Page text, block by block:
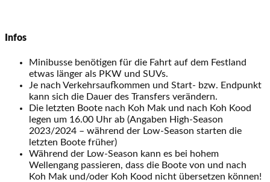
Infos
Minibusse benötigen für die Fahrt auf dem Festland
etwas länger als PKW und SUVs.
Je nach Verkehrsaufkommen und Start- bzw. Endpunkt
kann sich die Dauer des Transfers verändern.
Die letzten Boote nach Koh Mak und nach Koh Kood
legen um 16.00 Uhr ab (Angaben High-Season
2023/2024 – während der Low-Season starten die
letzten Boote früher)
Während der Low-Season kann es bei hohem
Wellengang passieren, dass die Boote von und nach
Koh Mak und/oder Koh Kood nicht übersetzen können!